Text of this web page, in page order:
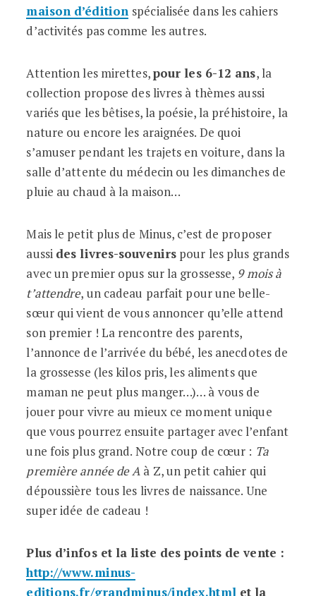
maison d’édition spécialisée dans les cahiers
d’activités pas comme les autres.
Attention les mirettes,pour les 6-12 ans, la
collection propose des livres à thèmes aussi
variés que les bêtises, la poésie, la préhistoire, la
nature ou encore les araignées. De quoi
s’amuser pendant les trajets en voiture, dans la
salle d’attente du médecin ou les dimanches de
pluie au chaud à la maison…
Mais le petit plus de Minus, c’est de proposer
aussi des livres-souvenirs pour les plus grands
avec un premier opus sur la grossesse, 9 mois à
t’attendre, un cadeau parfait pour une belle-
sœur qui vient de vous annoncer qu’elle attend
son premier ! La rencontre des parents,
l’annonce de l’arrivée du bébé, les anecdotes de
la grossesse (les kilos pris, les aliments que
maman ne peut plus manger…)… à vous de
jouer pour vivre au mieux ce moment unique
que vous pourrez ensuite partager avec l’enfant
une fois plus grand. Notre coup de cœur : Ta
première année de A à Z, un petit cahier qui
dépoussière tous les livres de naissance. Une
super idée de cadeau !
Plus d’infos et la liste des points de vente :
http://www.minus-
editions.fr/grandminus/index.html et la